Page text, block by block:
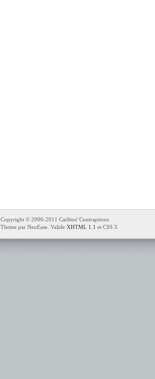
Copyright © 2006-2011 Carlitos' Contraptions
Theme par NeoEase. Valide XHTML 1.1 et CSS 3.